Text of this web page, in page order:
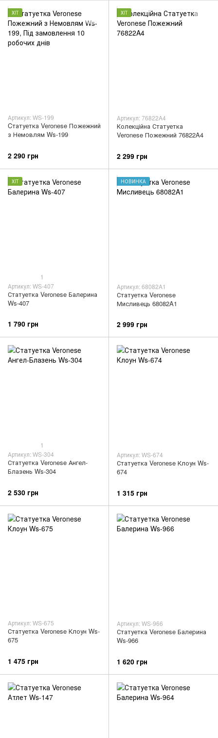
ХІТ
Артикул: WS-199
Cтатуетка Veronese Пожежний
з Немовлям Ws-199
2 290 грн
ХІТ
Артикул: 76822A4
Колекційна Статуетка
Veronese Пожежний 76822A4
2 299 грн
ХІТ
1
Артикул: WS-407
Статуетка Veronese Балерина
Ws-407
1 790 грн
НОВИНКА
Артикул: 68082A1
Статуетка Veronese
Мисливець 68082A1
2 999 грн
1
Артикул: WS-304
Статуетка Veronese Ангел-
Блазень Ws-304
2 530 грн
Артикул: WS-674
Статуетка Veronese Клоун Ws-
674
1 315 грн
Артикул: WS-675
Статуетка Veronese Клоун Ws-
675
1 475 грн
Артикул: WS-966
Статуетка Veronese Балерина
Ws-966
1 620 грн